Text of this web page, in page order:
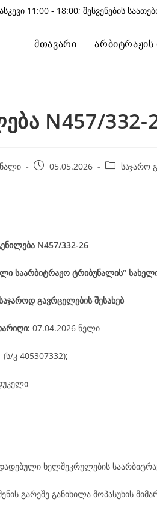
11:00 - 18:00; შესვენების
მთავარი
N457/332-
Post05.05.2026
Post საჯარო
N457/332-26
საარბიტრაჟო ტრიბუნალის“
გავრცელების შესახებ
: 07.04.2026 წელი
კ 405307332);
ხელშეკრულების
გარეშე განიხილა მოპასუხის